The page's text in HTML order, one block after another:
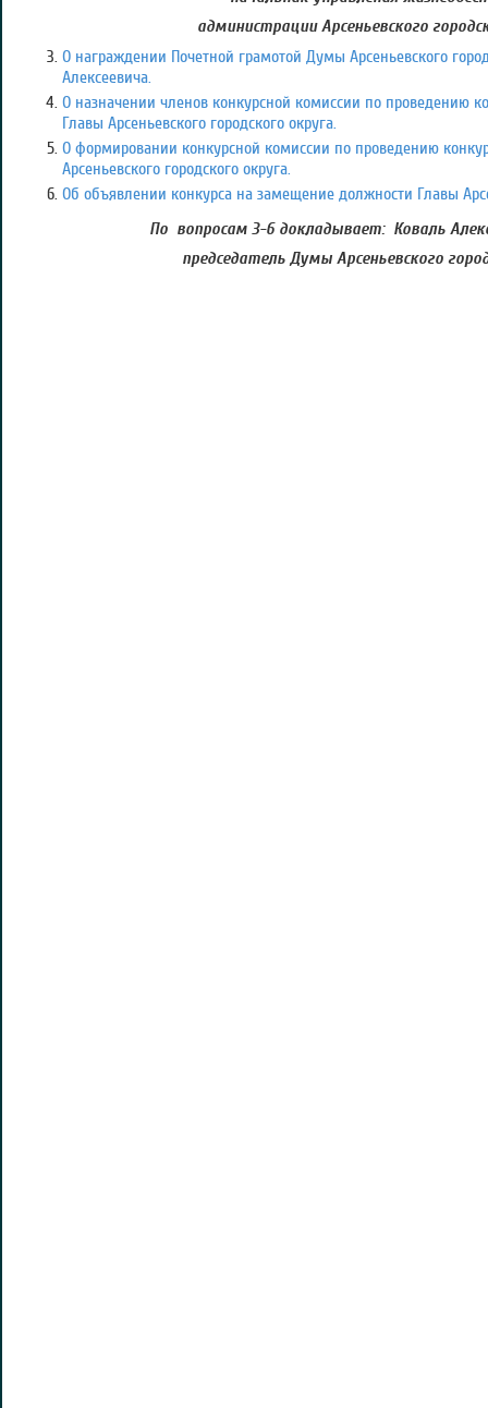
администрации Арсеньевского
О награждении Почетной грамотой Думы Арсеньевского
Алексеевича.
О назначении членов конкурсной комиссии по проведению
Главы Арсеньевского городского округа.
О формировании конкурсной комиссии по проведению
Арсеньевского городского округа.
Об объявлении конкурса на замещение должности Главы
По вопросам 3-6 докладывает: Коваль
председатель Думы Арсеньевского